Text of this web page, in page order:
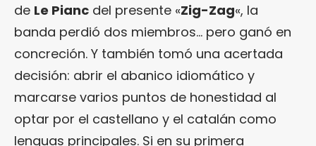
de Le Pianc del presente «Zig-Zag«, la
banda perdió dos miembros… pero ganó en
concreción. Y también tomó una acertada
decisión: abrir el abanico idiomático y
marcarse varios puntos de honestidad al
optar por el castellano y el catalán como
lenguas principales. Si en su primera